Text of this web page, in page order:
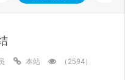
本站
（2594）